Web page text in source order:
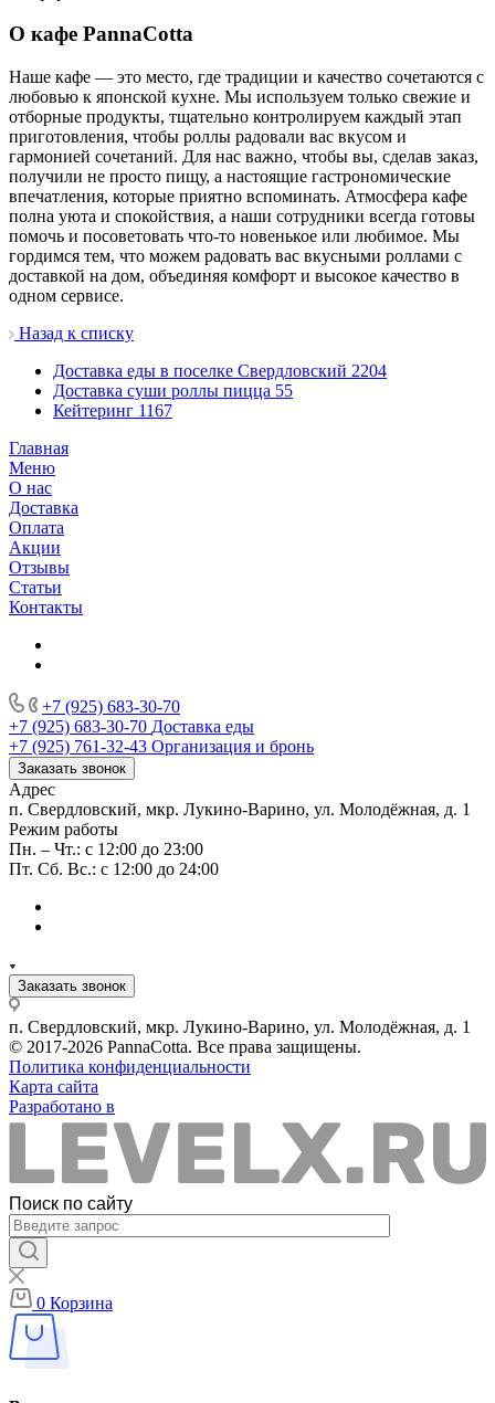
О кафе PannaCotta
Наше кафе — это место, где традиции и качество сочетаются с
любовью к японской кухне. Мы используем только свежие и
отборные продукты, тщательно контролируем каждый этап
приготовления, чтобы роллы радовали вас вкусом и
гармонией сочетаний. Для нас важно, чтобы вы, сделав заказ,
получили не просто пищу, а настоящие гастрономические
впечатления, которые приятно вспоминать. Атмосфера кафе
полна уюта и спокойствия, а наши сотрудники всегда готовы
помочь и посоветовать что-то новенькое или любимое. Мы
гордимся тем, что можем радовать вас вкусными роллами с
доставкой на дом, объединяя комфорт и высокое качество в
одном сервисе.
Назад к списку
Доставка еды в поселке Свердловский 2204
Доставка суши роллы пицца 55
Кейтеринг 1167
Главная
Меню
О нас
Доставка
Оплата
Акции
Отзывы
Статьи
Контакты
+7 (925) 683-30-70
+7 (925) 683-30-70 Доставка еды
+7 (925) 761-32-43 Организация и бронь
Заказать звонок
Адрес
п. Свердловский, мкр. Лукино-Варино, ул. Молодёжная, д. 1
Режим работы
Пн. – Чт.: с 12:00 до 23:00
Пт. Сб. Вс.: с 12:00 до 24:00
Заказать звонок
п. Свердловский, мкр. Лукино-Варино, ул. Молодёжная, д. 1
© 2017-2026 PannaCotta. Все права защищены.
Политика конфиденциальности
Карта сайта
Разработано в
Поиск по сайту
0 Корзина